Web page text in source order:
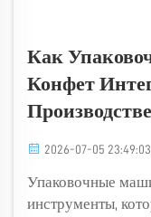
Как
Конфет
2026-07-05 23:49:03
Упаковочные
инструменты,